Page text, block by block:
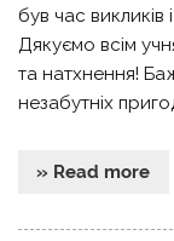
був час
Дякуємо всім
та натхнення!
незабутніх
» Read more